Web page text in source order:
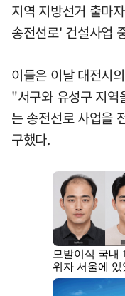
지역 지방선거 출마
송전선로' 건설사업
이들은 이날 대전시
"서구와 유성구 지역
는 송전선로 사업을
구했다.